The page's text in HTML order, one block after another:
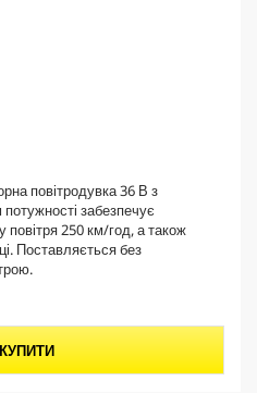
повітродувка 36 В з
забезпечує
повітря 250 км/год, а також
Поставляється без